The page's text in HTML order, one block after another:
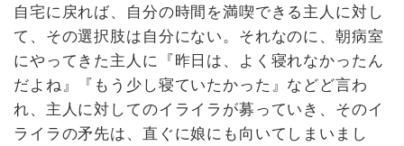
自宅に戻れば、自分の時間を満喫できる主人に対し
て、その選択肢は自分にない。それなのに、朝病室
にやってきた主人に『昨日は、よく寝れなかったん
だよね』『もう少し寝ていたかった』などど言わ
れ、主人に対してのイライラが募っていき、そのイ
ライラの矛先は、直ぐに娘にも向いてしまいまし